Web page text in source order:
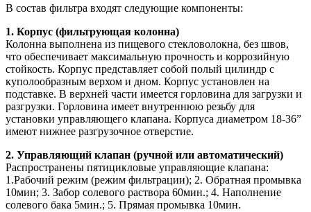
В состав фильтра входят следующие компоненты:
1. Корпус (фильтрующая колонна)
Колонна выполнена из пищевого стекловолокна, без швов,
что обеспечивает максимальную прочность и коррозийную
стойкость. Корпус представляет собой полый цилиндр с
куполообразным верхом и дном. Корпус установлен на
подставке. В верхней части имеется горловина для загрузки и
разгрузки. Горловина имеет внутреннюю резьбу для
установки управляющего клапана. Корпуса диаметром 18-36”
имеют нижнее разгрузочное отверстие.
2. Управляющий клапан (ручной или автоматический)
Распространены пятицикловые управляющие клапана:
1.Рабочий режим (режим фильтрации); 2. Обратная промывка
10мин; 3. Забор солевого раствора 60мин.; 4. Наполнение
солевого бака 5мин.; 5. Прямая промывка 10мин.